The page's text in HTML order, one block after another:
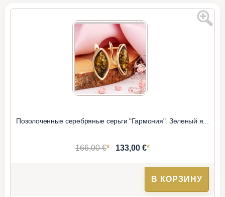
Позолоченные серебряные серьги "Гармония". Зеленый я...
166,00 €* 133,00 €*
В КОРЗИНУ